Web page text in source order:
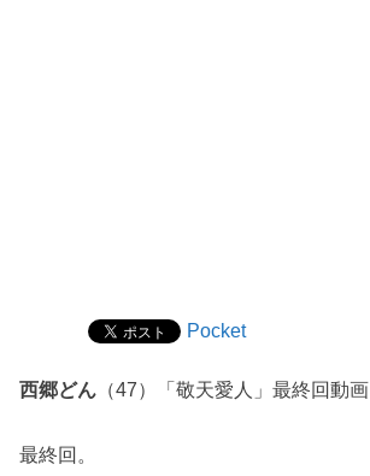
Pocket
西郷どん （47）「敬天愛人」最終回動画
最終回。